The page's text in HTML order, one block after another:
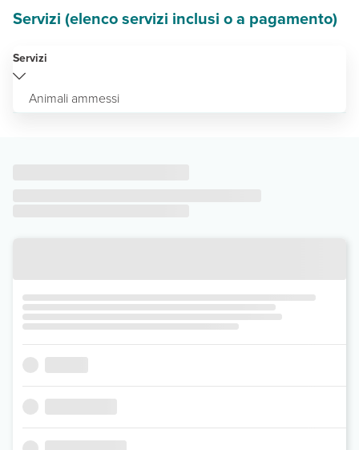
Servizi (elenco servizi inclusi o a pagamento)
Servizi
Animali ammessi